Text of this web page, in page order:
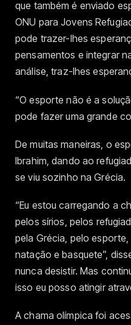
que também é enviado
ONU para Jovens
pode trazer-lhes
pensamentos e integrar
análise, traz-lhes
“O esporte não é a
pode fazer uma grande
De muitas maneiras, o
Ibrahim, dando ao
se viu sozinho na Grécia.
“Eu estou carregando a
pelos sírios, pelos
pela Grécia, pelo
natação e basquete”,
nunca desistir. Mas
isso eu posso atingir
A chama olímpica foi